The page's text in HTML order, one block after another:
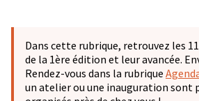
−
Dans cette rubrique, retrouvez les
de la 1ère édition et leur avancée.
Rendez-vous dans la rubrique
un atelier ou une inauguration